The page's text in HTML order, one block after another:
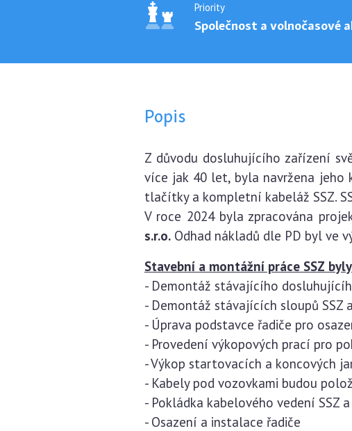
Priority
Společnost a volnočasové
Popis
Z důvodu dosluhujícího zařízení
více jak 40 let, byla navržena jeho
tlačítky a kompletní kabeláž SSZ.
V roce 2024 byla zpracována
s.r.o. Odhad nákladů dle PD byl ve
Stavební a montážní práce SSZ
- Demontáž stávajícího
- Demontáž stávajících sloupů SSZ
- Úprava podstavce řadiče pro
- Provedení výkopových prací pro
- Výkop startovacích a koncových
- Kabely pod vozovkami budou
- Pokládka kabelového vedení SSZ
- Osazení a instalace řadiče